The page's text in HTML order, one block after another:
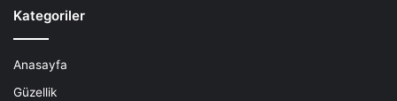
Kategoriler
Anasayfa
Güzellik